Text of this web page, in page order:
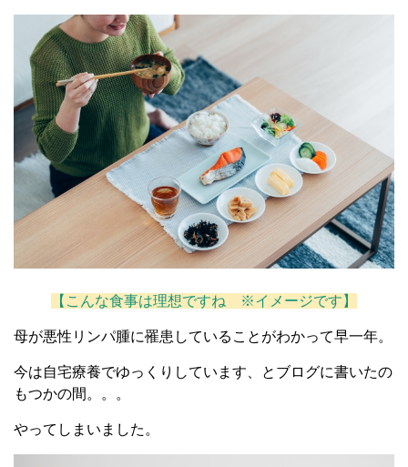
【こんな食事は理想ですね ※イメージです】
母が悪性リンパ腫に罹患していることがわかって早一年。
今は自宅療養でゆっくりしています、とブログに書いたの
もつかの間。。。
やってしまいました。